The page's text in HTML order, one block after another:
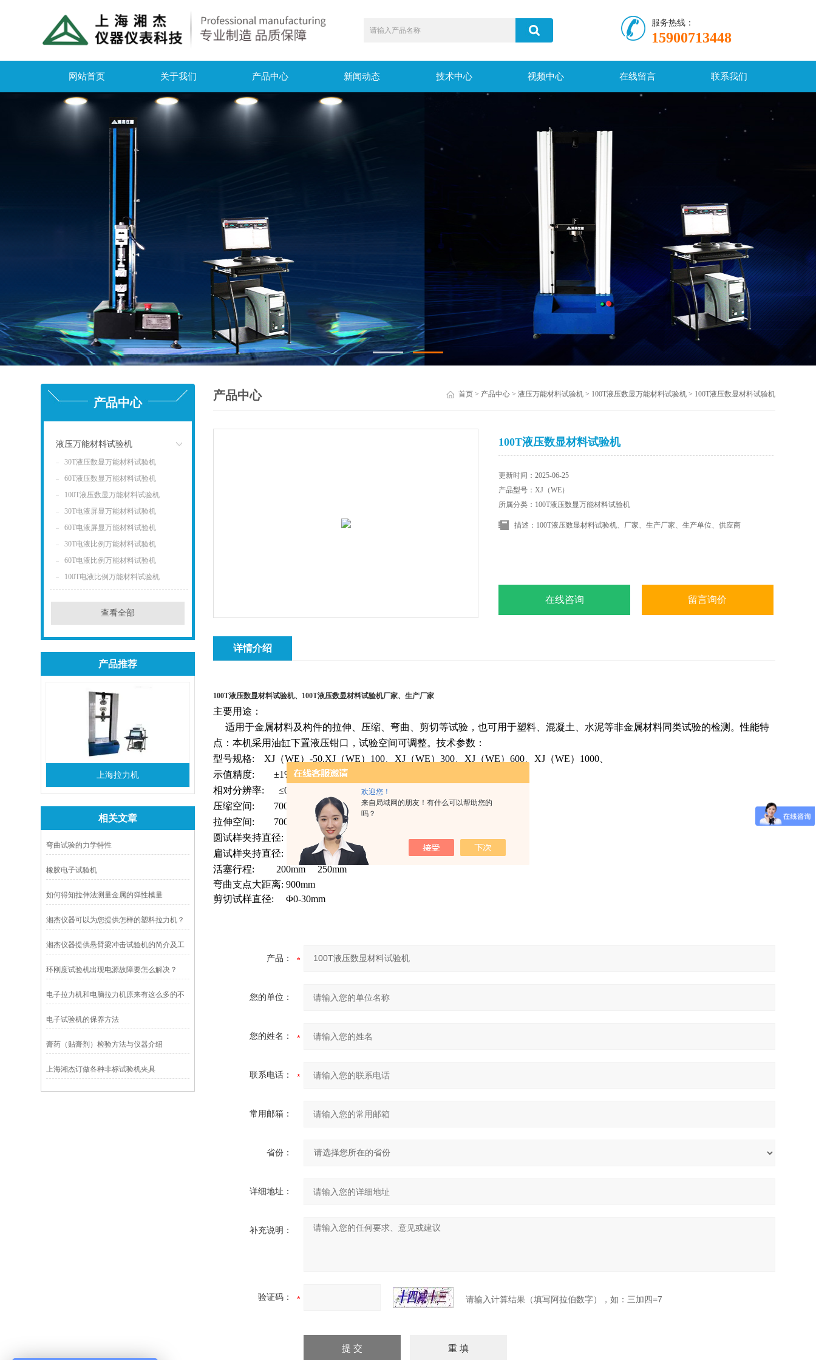
欢迎您！
来自局域网的朋友！有什么可以帮助您的
吗？
服务热线：
15900713448
网站首页 关于我们 产品中心 新闻动态 技术中心 视频中心 在线留言 联系我们
产品中心
液压万能材料试验机
点击
30T液压数显万能材料试验机
60T液压数显万能材料试验机
100T液压数显万能材料试验机
30T电液屏显万能材料试验机
60T电液屏显万能材料试验机
30T电液比例万能材料试验机
60T电液比例万能材料试验机
100T电液比例万能材料试验机
查看全部
产品推荐
上海拉力机
相关文章
弯曲试验的力学特性
橡胶电子试验机
如何得知拉伸法测量金属的弹性模量
湘杰仪器可以为您提供怎样的塑料拉力机？
湘杰仪器提供悬臂梁冲击试验机的简介及工
环刚度试验机出现电源故障要怎么解决？
电子拉力机和电脑拉力机原来有这么多的不
电子试验机的保养方法
膏药（贴膏剂）检验方法与仪器介绍
上海湘杰订做各种非标试验机夹具
产品中心 首页> 产品中心> 液压万能材料试验机> 100T液压数显万能材料试验机> 100T液压数显材料试验机
100T液压数显材料试验机
更新时间：2025-06-25
产品型号：XJ（WE）
所属分类：100T液压数显万能材料试验机
描述：100T液压数显材料试验机、厂家、生产厂家、生产单位、供应商
在线咨询 留言询价
详情介绍
100T液压数显材料试验机、100T液压数显材料试验机厂家、生产厂家
主要用途：
适用于金属材料及构件的拉伸、压缩、弯曲、剪切等试验，也可用于塑料、混凝土、水泥等非金属材料同类试验的检测。性能特
点：本机采用油缸下置液压钳口，试验空间可调整。技术参数：
型号规格: XJ（WE）-50.XJ（WE）100、XJ（WE）300、XJ（WE）600、XJ（WE）1000、
示值精度: ±1%
相对分辨率: ≤0.5%
压缩空间: 700mm
拉伸空间: 700mm
圆试样夹持直径: Φ0-70mm
扁试样夹持直径: 0-40mm
活塞行程: 200mm 250mm
弯曲支点大距离: 900mm
剪切试样直径: Φ0-30mm
产品：
您的单位：
您的姓名：
联系电话：
常用邮箱：
省份：
详细地址：
补充说明：
验证码： 请输入计算结果（填写阿拉伯数字），如：三加四=7